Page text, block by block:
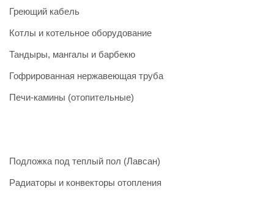
Греющий кабель
Котлы и котельное оборудование
Тандыры, мангалы и барбекю
Гофрированная нержавеющая труба
Печи-камины (отопительные)
Подложка под теплый пол (Лавсан)
Радиаторы и конвекторы отопления